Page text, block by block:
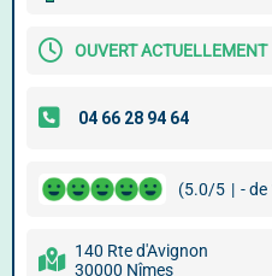
OUVERT ACTUELLEMENT
(5.0/5 | - de
140 Rte d'Avignon
30000 Nîmes